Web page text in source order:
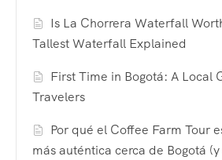
Is La Chorrera Waterfall
Tallest Waterfall Explained
First Time in Bogotá: A Local
Travelers
Por qué el Coffee Farm Tour
más auténtica cerca de Bogotá